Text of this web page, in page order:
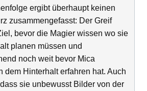
ergibt überhaupt keinen
zusammengefasst: Der Greif
bevor die Magier wissen wo sie
planen müssen und
noch weit bevor Mica
dem Hinterhalt erfahren hat. Auch
sie unbewusst Bilder von der